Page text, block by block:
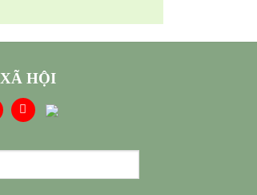
HỘI